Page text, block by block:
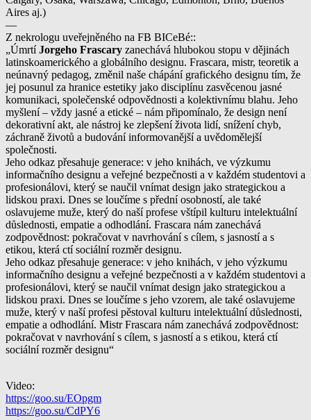
Aires aj.)
—
Z nekrologu uveřejněného na FB BICeBé::
„ÚmrtíJorgeho Frascary zanechává hlubokou stopu v dějinách
latinskoamerického a globálního designu. Frascara, mistr, teoretik a
neúnavný pedagog, změnil naše chápání grafického designu tím, že
jej posunul za hranice estetiky jako disciplínu zasvěcenou jasné
komunikaci, společenské odpovědnosti a kolektivnímu blahu. Jeho
myšlení – vždy jasné a etické – nám připomínalo, že design není
dekorativní akt, ale nástroj ke zlepšení života lidí, snížení chyb,
záchraně životů a budování informovanější a uvědomělejší
společnosti.
Jeho odkaz přesahuje generace: v jeho knihách, ve výzkumu
informačního designu a veřejné bezpečnosti a v každém studentovi a
profesionálovi, který se naučil vnímat design jako strategickou a
lidskou praxi. Dnes se loučíme s přední osobností, ale také
oslavujeme muže, který do naší profese vštípil kulturu intelektuální
důslednosti, empatie a odhodlání. Frascara nám zanechává
zodpovědnost: pokračovat v navrhování s cílem, s jasností a s
etikou, která ctí sociální rozměr designu.
Jeho odkaz přesahuje generace: v jeho knihách, v jeho výzkumu
informačního designu a veřejné bezpečnosti a v každém studentovi a
profesionálovi, který se naučil vnímat design jako strategickou a
lidskou praxi. Dnes se loučíme s jeho vzorem, ale také oslavujeme
muže, který v naší profesi pěstoval kulturu intelektuální důslednosti,
empatie a odhodlání. Mistr Frascara nám zanechává zodpovědnost:
pokračovat v navrhování s cílem, s jasností a s etikou, která ctí
sociální rozměr designu“
Video:
https://goo.su/EOpgm
https://goo.su/CdPY6